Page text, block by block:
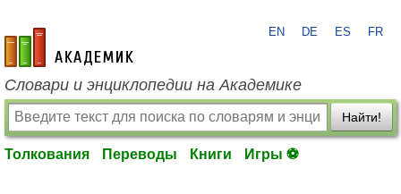
academic.ru
EN DE ES FR
Словари и энциклопедии на Академике
Найти!
Толкования Переводы Книги Игры ⚽